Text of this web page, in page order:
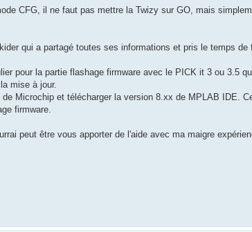
CFG, il ne faut pas mettre la Twizy sur GO, mais
qui a partagé toutes ses informations et pris le temps de
pour la partie flashage firmware avec le PICK it 3 ou 3.5
mise à jour.
Microchip et télécharger la version 8.xx de MPLAB IDE.
firmware.
peut être vous apporter de l'aide avec ma maigre